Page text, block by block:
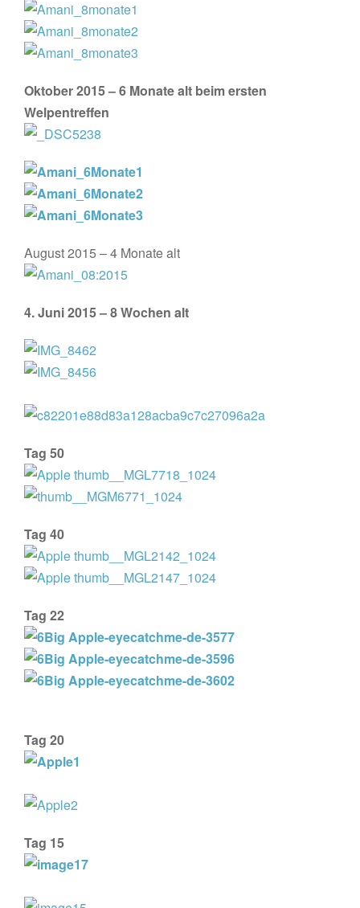
Oktober 2015 – 6 Monate alt beim ersten
Welpentreffen
August 2015 – 4 Monate alt
4. Juni 2015 – 8 Wochen alt
Tag 50
Tag 40
Tag 22
Tag 20
Tag 15